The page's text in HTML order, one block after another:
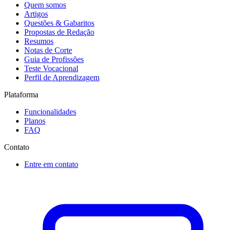
Quem somos
Artigos
Questões & Gabaritos
Propostas de Redação
Resumos
Notas de Corte
Guia de Profissões
Teste Vocacional
Perfil de Aprendizagem
Plataforma
Funcionalidades
Planos
FAQ
Contato
Entre em contato